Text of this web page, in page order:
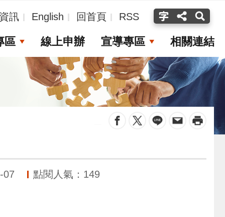
訊 English 回首頁 RSS
區 線上申辦 宣導專區 相關連結
07 點閱人氣：149